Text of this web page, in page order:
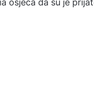
osjeća da su je